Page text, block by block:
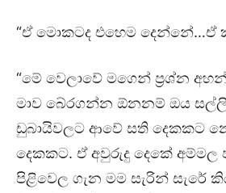
“ඒ මොකටද එහෙම දෙන්නේ…ඒ
“මේ වෙලාවේ මගෙන් ප්‍රශ්න
මාව බේරගන්න ඕනනම් ඔය
ඩුබායිවලට ආවේ සති දෙකකට
දෙකකට. ඒ අවුරුදු දෙකේ
පිළිවෙල ගැන මම සැරින් සැරේ